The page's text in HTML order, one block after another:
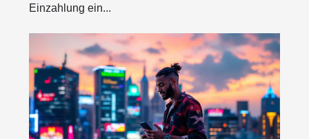
Einzahlung ein...